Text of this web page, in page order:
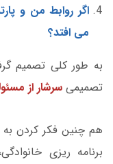
اگر روابط من و
می افتد؟
به طور کلی تصمیم
تصمیمیسرشار از
هم چنین فکر کردن به
برنامه ریزی